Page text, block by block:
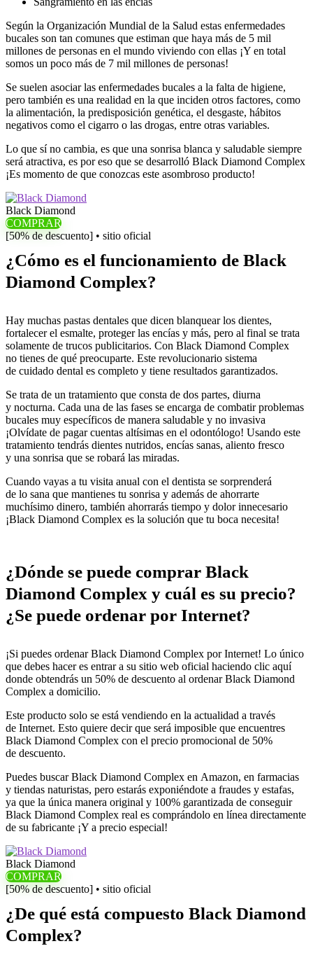
Según la Organización Mundial de la Salud estas enfermedades
bucales son tan comunes que estiman que haya más de 5 mil
millones de personas en el mundo viviendo con ellas ¡Y en total
somos un poco más de 7 mil millones de personas!
Se suelen asociar las enfermedades bucales a la falta de higiene,
pero también es una realidad en la que inciden otros factores, como
la alimentación, la predisposición genética, el desgaste, hábitos
negativos como el cigarro o las drogas, entre otras variables.
Lo que sí no cambia, es que una sonrisa blanca y saludable siempre
será atractiva, es por eso que se desarrolló Black Diamond Complex
¡Es momento de que conozcas este asombroso producto!
Black Diamond
COMPRAR
[50% de descuento] • sitio oficial
¿Cómo es el funcionamiento de Black
Diamond Complex?
Hay muchas pastas dentales que dicen blanquear los dientes,
fortalecer el esmalte, proteger las encías y más, pero al final se trata
solamente de trucos publicitarios. Con Black Diamond Complex
no tienes de qué preocuparte. Este revolucionario sistema
de cuidado dental es completo y tiene resultados garantizados.
Se trata de un tratamiento que consta de dos partes, diurna
y nocturna. Cada una de las fases se encarga de combatir problemas
bucales muy específicos de manera saludable y no invasiva
¡Olvídate de pagar cuentas altísimas en el odontólogo! Usando este
tratamiento tendrás dientes nutridos, encías sanas, aliento fresco
y una sonrisa que se robará las miradas.
Cuando vayas a tu visita anual con el dentista se sorprenderá
de lo sana que mantienes tu sonrisa y además de ahorrarte
muchísimo dinero, también ahorrarás tiempo y dolor innecesario
¡Black Diamond Complex es la solución que tu boca necesita!
¿Dónde se puede comprar Black
Diamond Complex y cuál es su precio?
¿Se puede ordenar por Internet?
¡Si puedes ordenar Black Diamond Complex por Internet! Lo único
que debes hacer es entrar a su sitio web oficial haciendo clic aquí
donde obtendrás un 50% de descuento al ordenar Black Diamond
Complex a domicilio.
Este producto solo se está vendiendo en la actualidad a través
de Internet. Esto quiere decir que será imposible que encuentres
Black Diamond Complex con el precio promocional de 50%
de descuento.
Puedes buscar Black Diamond Complex en Amazon, en farmacias
y tiendas naturistas, pero estarás exponiéndote a fraudes y estafas,
ya que la única manera original y 100% garantizada de conseguir
Black Diamond Complex real es comprándolo en línea directamente
de su fabricante ¡Y a precio especial!
Black Diamond
COMPRAR
[50% de descuento] • sitio oficial
¿De qué está compuesto Black Diamond
Complex?